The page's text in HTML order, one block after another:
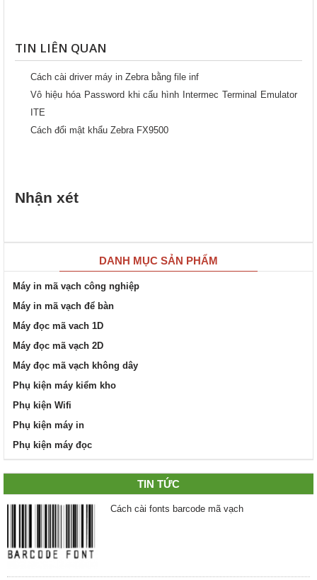
TIN LIÊN QUAN
Cách cài driver máy in Zebra bằng file inf
Vô hiệu hóa Password khi cấu hình Intermec Terminal Emulator
ITE
Cách đổi mật khẩu Zebra FX9500
Nhận xét
DANH MỤC SẢN PHẨM
Máy in mã vạch công nghiệp
Máy in mã vạch để bàn
Máy đọc mã vach 1D
Máy đọc mã vạch 2D
Máy đọc mã vạch không dây
Phụ kiện máy kiểm kho
Phụ kiện Wifi
Phụ kiện máy in
Phụ kiện máy đọc
TIN TỨC
Cách cài fonts barcode mã vạch